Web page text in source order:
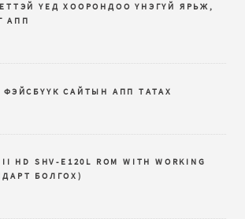
ҮЕД ХООРОНДОО ҮНЭГҮЙ ЯРЬЖ,
АПП
- ФЭЙСБҮҮК САЙТЫН АПП ТАТАХ
HD SHV-E120L ROM WITH WORKING
БОЛГОХ)